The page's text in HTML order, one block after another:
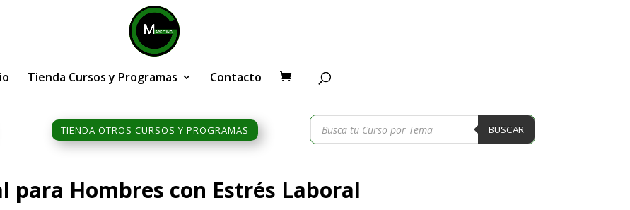
Tienda Cursos y Programas Contacto
TIENDA OTROS CURSOS Y PROGRAMAS
Búsqueda
de
productos
BUSCAR
para Hombres con Estrés Laboral